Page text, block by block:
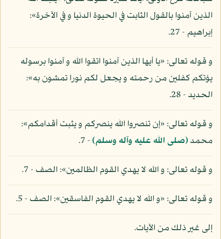
الذين آمنوا بالقول الثابت في الحيوة الدنيا و في الآخرة»:
إبراهيم - 27.
و قوله تعالى: «يا أيها الذين آمنوا اتقوا الله و آمنوا برسوله
يؤتكم كفلين من رحمته و يجعل لكم نورا تمشون به»:
الحديد - 28.
و قوله تعالى: «إن تنصروا الله ينصركم و يثبت أقدامكم»:
محمد(صلى الله عليه وآله وسلم)- 7.
و قوله تعالى: و الله لا يهدي القوم الظالمين»: الصف - 7.
و قوله تعالى: «و الله لا يهدي القوم الفاسقين»: الصف - 5.
إلى غير ذلك من الآيات.